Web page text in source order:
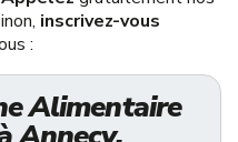
inscrivez-vous
:
Alimentaire